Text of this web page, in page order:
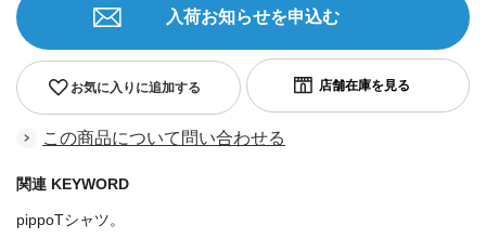
お気に入りに追加する
入荷お知らせを申込む
この商品について問い合わせる
関連 KEYWORD
pippoTシャツ。